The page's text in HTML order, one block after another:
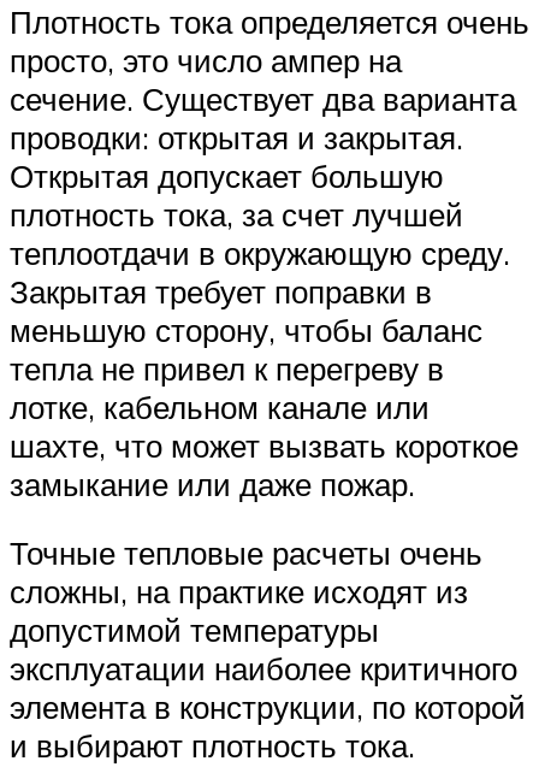
Плотность тока определяется очень
просто, это число ампер на
сечение. Существует два варианта
проводки: открытая и закрытая.
Открытая допускает большую
плотность тока, за счет лучшей
теплоотдачи в окружающую среду.
Закрытая требует поправки в
меньшую сторону, чтобы баланс
тепла не привел к перегреву в
лотке, кабельном канале или
шахте, что может вызвать короткое
замыкание или даже пожар.
Точные тепловые расчеты очень
сложны, на практике исходят из
допустимой температуры
эксплуатации наиболее критичного
элемента в конструкции, по которой
и выбирают плотность тока.